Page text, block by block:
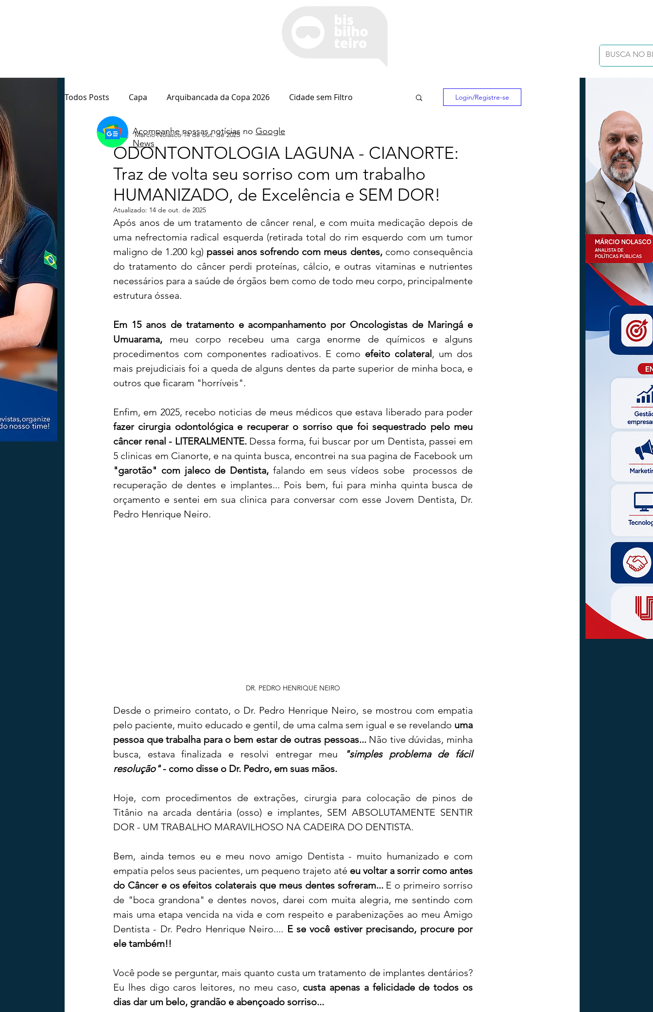
Todos Posts Capa Arquibancada da Copa 2026 Cidade sem Filtro
Quarto Poder Sala de Redação Espaço Itaipu
Paraná Política Esportes Coluna do Nolasco
Notas do Motta Coluna André Marsiglia
Tecnologia Nacional Internacional Justiça Fama-Celebridades
Coluna Beto Nabhan
Bisbi Diversidade Bisbi Investigativo BisbiVer Arquibancada
Login/Registre-se
ODONTONTOLOGIA LAGUNA - CIANORTE:
Traz de volta seu sorriso com um trabalho
HUMANIZADO, de Excelência e SEM DOR!
Marcio Nolasco 14 de out. de 2025
Atualizado: 14 de out. de 2025
Após anos de um tratamento de câncer renal, e com muita medicação depois de
uma nefrectomia radical esquerda (retirada total do rim esquerdo com um tumor
maligno de 1.200 kg) passei anos sofrendo com meus dentes, como consequência
do tratamento do câncer perdi proteínas, cálcio, e outras vitaminas e nutrientes
necessários para a saúde de órgãos bem como de todo meu corpo, principalmente
estrutura óssea.
Em 15 anos de tratamento e acompanhamento por Oncologistas de Maringá e
Umuarama, meu corpo recebeu uma carga enorme de químicos e alguns
procedimentos com componentes radioativos. E como efeito colateral, um dos
mais prejudiciais foi a queda de alguns dentes da parte superior de minha boca, e
outros que ficaram "horríveis".
fazer cirurgia odontológica e recuperar o sorriso que foi sequestrado pelo meu
câncer renal - LITERALMENTE. Dessa forma, fui buscar por um Dentista, passei em
"garotão" com jaleco de Dentista, falando em seus vídeos sobe  processos de
recuperação de dentes e implantes... Pois bem, fui para minha quinta busca de
orçamento e sentei em sua clinica para conversar com esse Jovem Dentista, Dr.
Pedro Henrique Neiro.
DR. PEDRO HENRIQUE NEIRO
Desde o primeiro contato, o Dr. Pedro Henrique Neiro, se mostrou com empatia
pelo paciente, muito educado e gentil, de uma calma sem igual e se revelando uma
pessoa que trabalha para o bem estar de outras pessoas... Não tive dúvidas, minha
busca, estava finalizada e resolvi entregar meu
"simples problema de fácil
resolução" - como disse o Dr. Pedro, em suas mãos.
Hoje, com procedimentos de extrações, cirurgia para colocação de pinos de
Titânio na arcada dentária (osso) e implantes, SEM ABSOLUTAMENTE SENTIR
DOR - UM TRABALHO MARAVILHOSO NA CADEIRA DO DENTISTA.
Bem, ainda temos eu e meu novo amigo Dentista - muito humanizado e com
empatia pelos seus pacientes, um pequeno trajeto até eu voltar a sorrir como antes
do Câncer e os efeitos colaterais que meus dentes sofreram... E o primeiro sorriso
de "boca grandona" e dentes novos, darei com muita alegria, me sentindo com
mais uma etapa vencida na vida e com respeito e parabenizações ao meu Amigo
Dentista - Dr. Pedro Henrique Neiro.... E se você estiver precisando, procure por
ele também!!
Você pode se perguntar, mais quanto custa um tratamento de implantes dentários?
Eu lhes digo caros leitores, no meu caso, custa apenas a felicidade de todos os
dias dar um belo, grandão e abençoado sorriso...
Acompanhe nossas notícias no Google
News